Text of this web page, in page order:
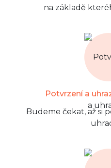
na základě
Potvrzení a
Budeme čekat, až si